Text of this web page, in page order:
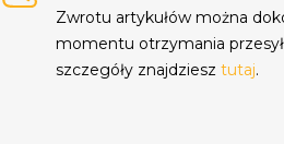
Zwrotu artykułów można
momentu otrzymania
szczegóły znajdziesztutaj.